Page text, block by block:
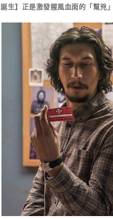
誕生】正是激發腥風血雨的「幫兇